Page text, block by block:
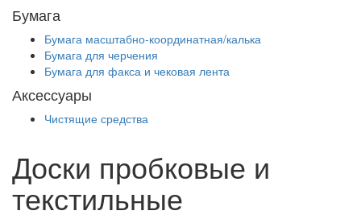
Бумага
Бумага масштабно-координатная/калька
Бумага для черчения
Бумага для факса и чековая лента
Аксессуары
Чистящие средства
Доски пробковые и
текстильные